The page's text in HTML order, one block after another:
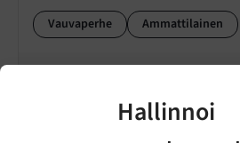
Hallinnoi
Vauvaperhe Ammattilainen